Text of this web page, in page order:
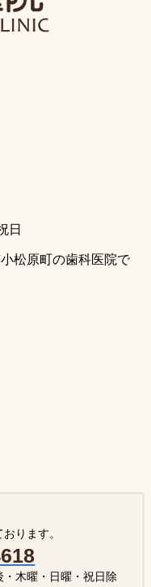
日
松原町の歯科医院で
ります。
木曜・日曜・祝日除